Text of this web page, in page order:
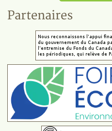
Partenaires